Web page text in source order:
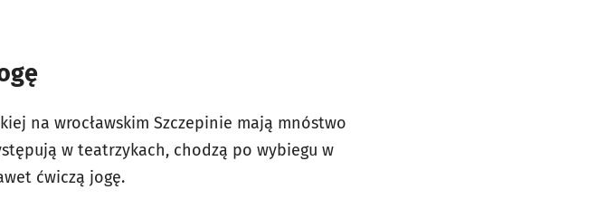
na wrocławskim Szczepinie mają mnóstwo
w teatrzykach, chodzą po wybiegu w
ćwiczą jogę.